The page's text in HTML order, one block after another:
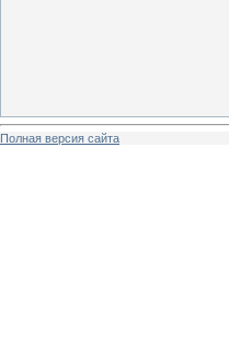
Полная версия сайта